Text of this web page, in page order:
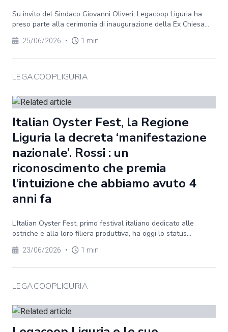
Su invito del Sindaco Giovanni Oliveri, Legacoop Liguria ha
preso parte alla cerimonia di inaugurazione della Ex Chiesa...
25/06/2026 • 1 min
LEGACOOPLIGURIA
Italian Oyster Fest, la Regione
Liguria la decreta ‘manifestazione
nazionale’. Rossi : un
riconoscimento che premia
l’intuizione che abbiamo avuto 4
anni fa
L’Italian Oyster Fest, primo festival italiano dedicato alle
ostriche e alla loro filiera produttiva, ha oggi lo status...
23/06/2026 • 1 min
LEGACOOPLIGURIA